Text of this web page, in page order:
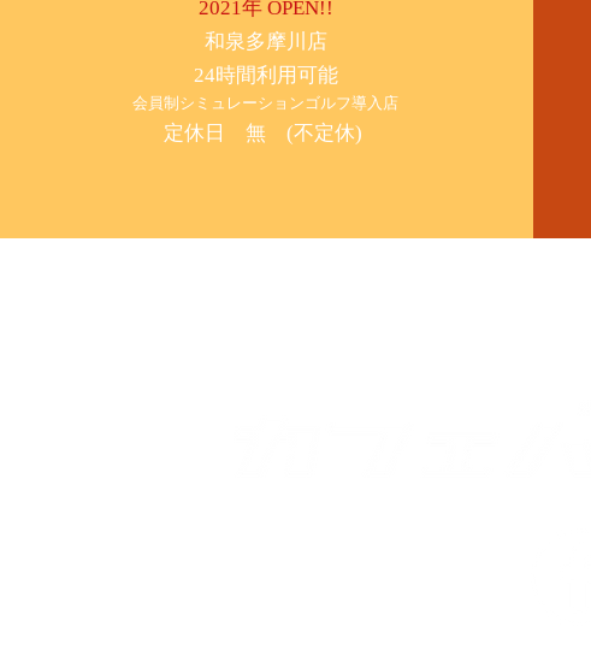
2021年 OPEN!!
​和泉多摩川店
24時間利用可能
​会員制シミュレーションゴルフ導入店
定休日 無 (不定休)